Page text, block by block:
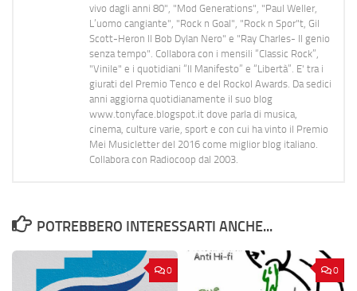
vivo dagli anni 80", "Mod Generations", "Paul Weller,
L’uomo cangiante", "Rock n Goal", "Rock n Spor"t, Gil
Scott-Heron Il Bob Dylan Nero" e "Ray Charles- Il genio
senza tempo". Collabora con i mensili “Classic Rock”,
"Vinile" e i quotidiani “Il Manifesto” e “Libertà”. E' tra i
giurati del Premio Tenco e del Rockol Awards. Da sedici
anni aggiorna quotidianamente il suo blog
www.tonyface.blogspot.it dove parla di musica,
cinema, culture varie, sport e con cui ha vinto il Premio
Mei Musicletter del 2016 come miglior blog italiano.
Collabora con Radiocoop dal 2003.
POTREBBERO INTERESSARTI ANCHE...
0 0